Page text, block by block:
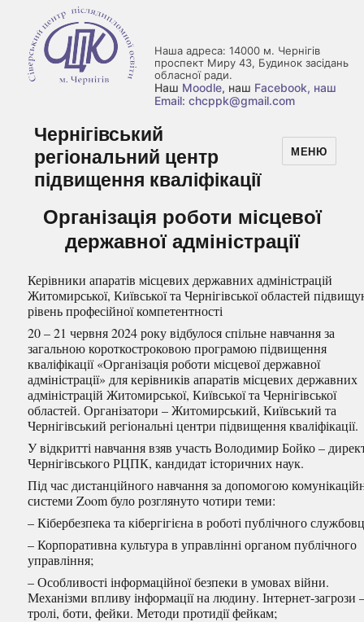
Наша адреса: 14000 м. Чернігів
проспект Миру 43, Будинок засідань
обласної ради.
Наш Moodle, наш Facebook, наш
Email: chcppk@gmail.com
Чернігівський
регіональний центр
підвищення кваліфікації
МЕНЮ
Організація роботи місцевої
державної адміністрації
Керівники апаратів місцевих державних адміністрацій
Житомирської, Київської та Чернігівської областей
рівень професійної компетентності
20 – 21 червня 2024 року відбулося спільне навчання за
загальною короткостроковою програмою підвищення
кваліфікації «Організація роботи місцевої державної
адміністрації» для керівників апаратів місцевих державних
адміністрацій Житомирської, Київської та Чернігівської
областей. Організатори – Житомирський, Київський та
Чернігівськийрегіональні центри підвищення кваліфікації.
У відкритті навчання взяв участь Володимир Бойко –
Чернігівського РЦПК, кандидат історичних наук.
Під час дистанційного навчання за допомогою
системи Zoom було розглянуто чотири теми:
– Кібербезпека та кібергігієна в роботі публічного
– Корпоративна культура в управлінні органом публічного
управління;
– Особливості інформаційної безпеки в умовах війни.
Механізми впливу інформації на людину. Інтернет-загрози
тролі, боти, фейки. Методи протидії фейкам;